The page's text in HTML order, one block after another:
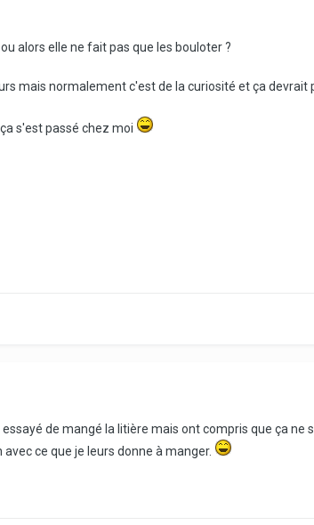
alors elle ne fait pas que les bouloter ?
mais normalement c'est de la curiosité et ça devrait
s'est passé chez moi
de mangé la litière mais ont compris que ça
ce que je leurs donne à manger.